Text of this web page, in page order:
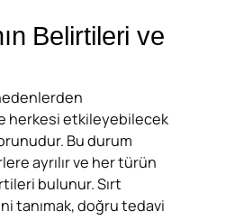
Belirtileri ve
herkesi etkileyebilecek
Bu durum
ayrılır ve her türün
bulunur. Sırt
tanımak, doğru tedavi